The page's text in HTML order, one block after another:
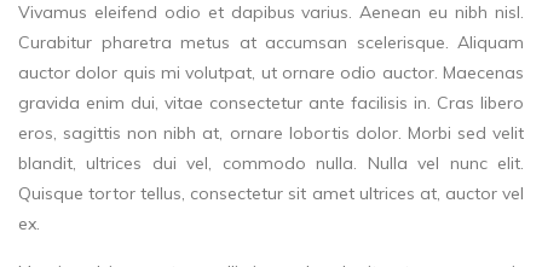
Vivamus eleifend odio et dapibus varius. Aenean eu nibh nisl.
Curabitur pharetra metus at accumsan scelerisque. Aliquam
auctor dolor quis mi volutpat, ut ornare odio auctor. Maecenas
gravida enim dui, vitae consectetur ante facilisis in. Cras libero
eros, sagittis non nibh at, ornare lobortis dolor. Morbi sed velit
blandit, ultrices dui vel, commodo nulla. Nulla vel nunc elit.
Quisque tortor tellus, consectetur sit amet ultrices at, auctor vel
ex.